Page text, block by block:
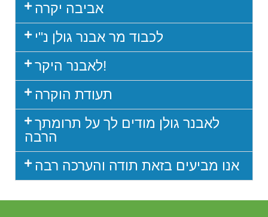
אביבה יקרה
לכבוד מר אבנר גולן נ"י
לאבנר היקר!
תעודת הוקרה
לאבנר גולן מודים לך על תרומתך
הרבה
אנו מביעים בזאת תודה והערכה רבה